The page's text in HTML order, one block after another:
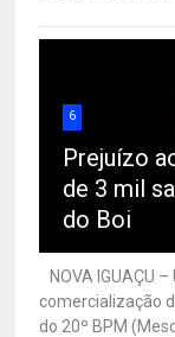
6
Prejuízo
de 3 mil
do Boi
NOVA IGUAÇU
comercialização
do 20º BPM